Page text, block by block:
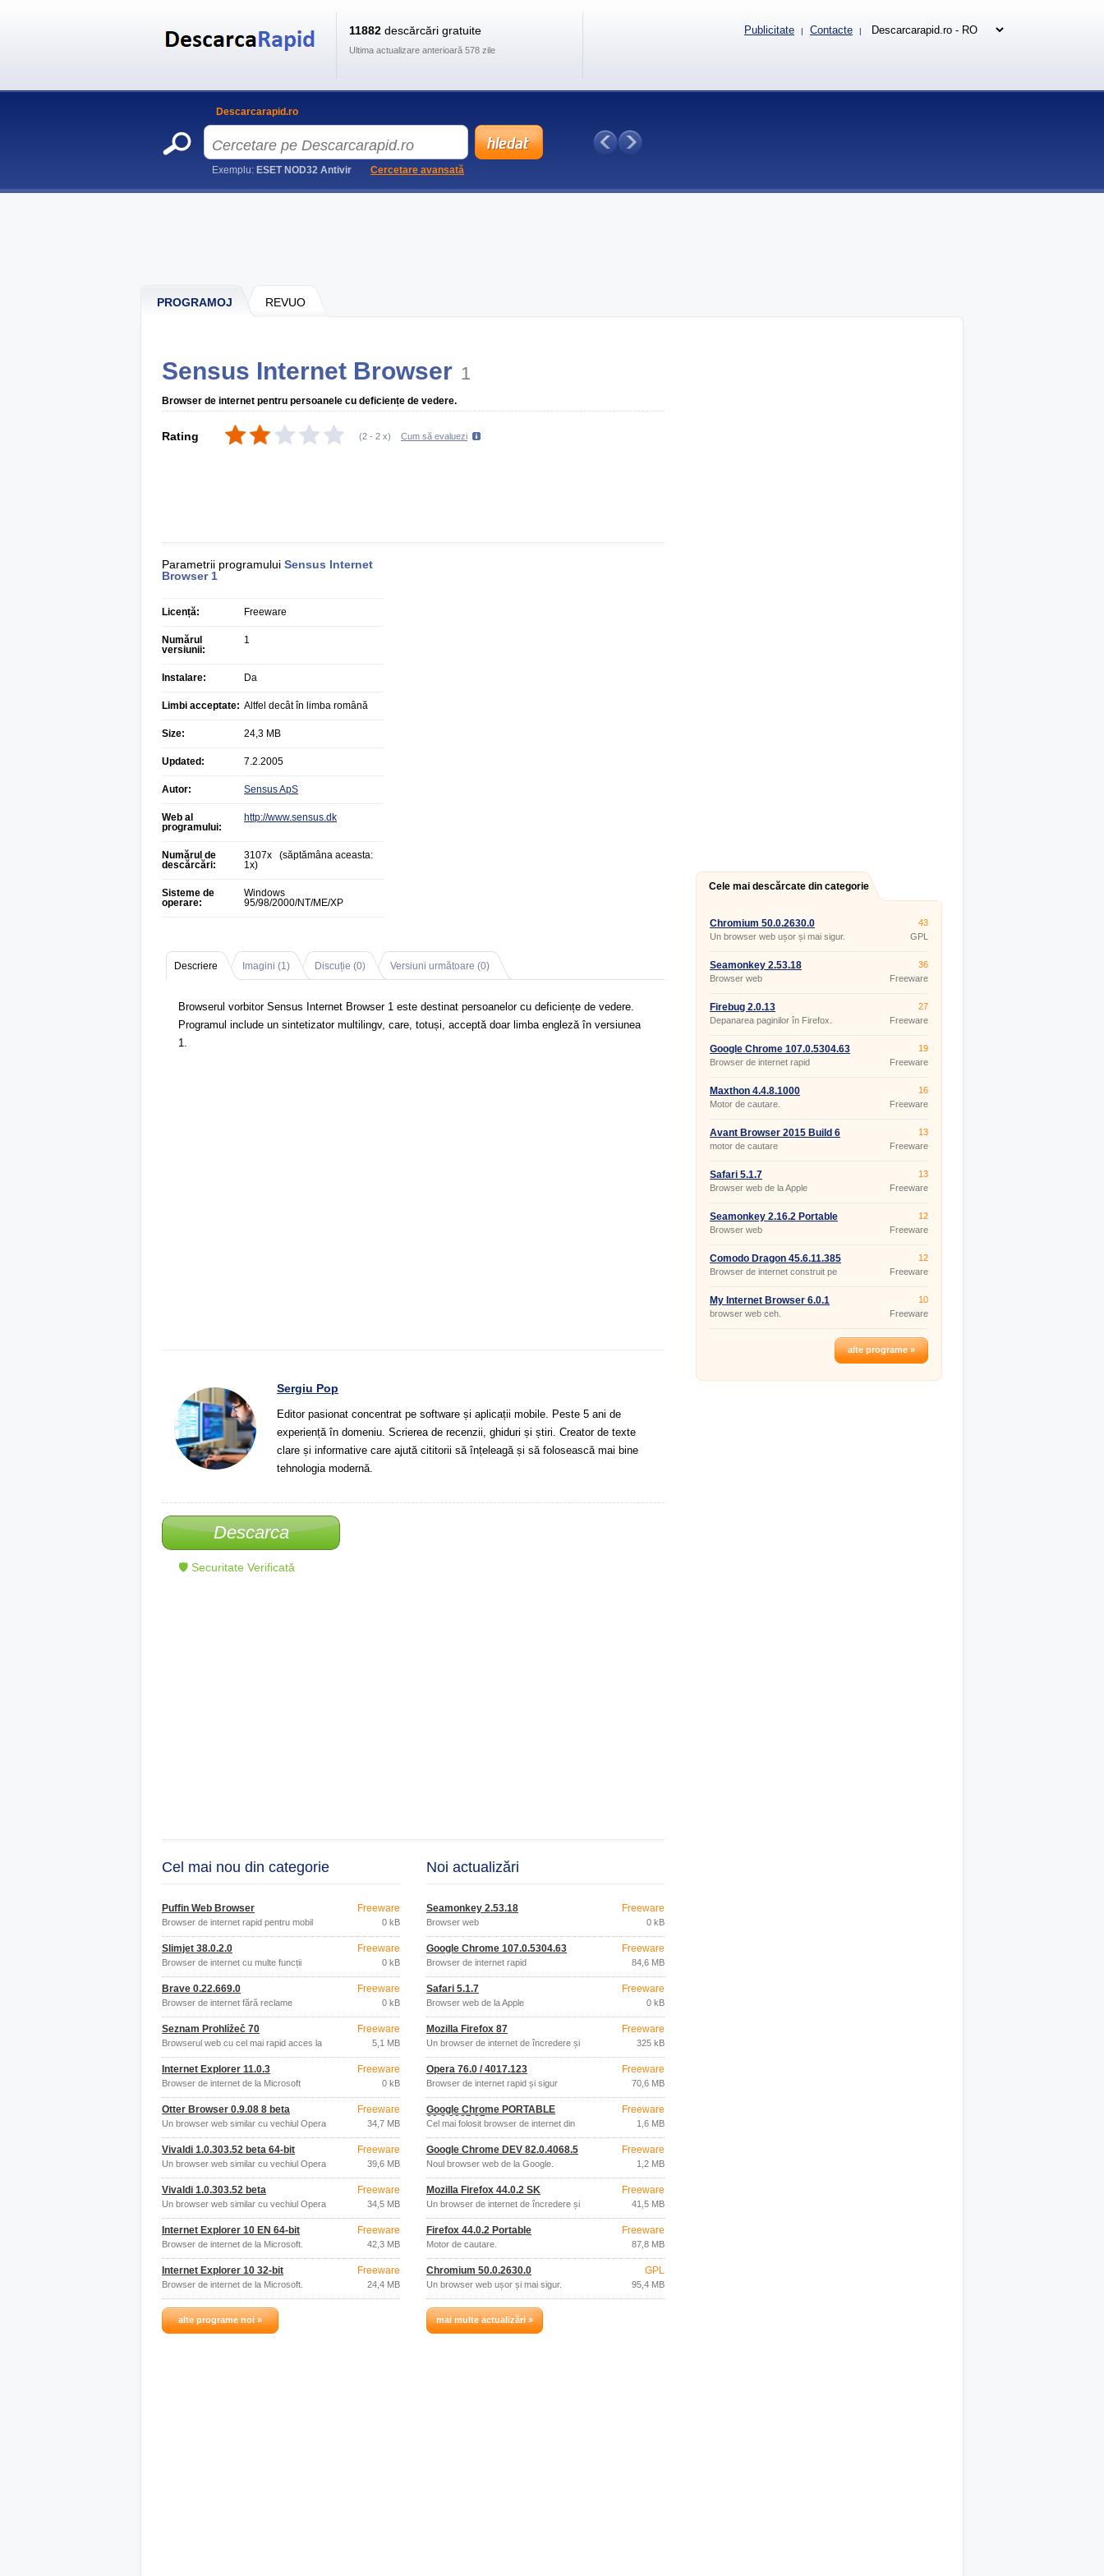
PROGRAMOJ REVUO
Sensus Internet Browser 1
Browser de internet pentru persoanele cu deficiențe de vedere.
Rating (2 - 2 x) Cum să evaluezi
Parametrii programului Sensus Internet
Browser 1
Licență: Freeware
Numărul
versiunii:
1
Instalare: Da
Limbi acceptate: Altfel decât în limba română
Size: 24,3 MB
Updated: 7.2.2005
Autor: Sensus ApS
Web al
programului:
http://www.sensus.dk
Numărul de
descărcări:
3107x (săptămâna aceasta:
1x)
Sisteme de
operare:
Windows
95/98/2000/NT/ME/XP
Descriere Imagini (1) Discuție (0) Versiuni următoare (0)
Browserul vorbitor Sensus Internet Browser 1 este destinat persoanelor cu deficiențe de vedere.
Programul include un sintetizator multilingv, care, totuși, acceptă doar limba engleză în versiunea
1.
Sergiu Pop
Editor pasionat concentrat pe software și aplicații mobile. Peste 5 ani de
experiență în domeniu. Scrierea de recenzii, ghiduri și știri. Creator de texte
clare și informative care ajută cititorii să înțeleagă și să folosească mai bine
tehnologia modernă.
Descarca
🛡 Securitate Verificată
Cel mai nou din categorie
Puffin Web Browser
Browser de internet rapid pentru mobil
Freeware
0 kB
Slimjet 38.0.2.0
Browser de internet cu multe funcții
Freeware
0 kB
Brave 0.22.669.0
Browser de internet fără reclame
Freeware
0 kB
Seznam Prohlížeč 70
Browserul web cu cel mai rapid acces la
Freeware
5,1 MB
Internet Explorer 11.0.3
Browser de internet de la Microsoft
Freeware
0 kB
Otter Browser 0.9.08 8 beta
Un browser web similar cu vechiul Opera
Freeware
34,7 MB
Vivaldi 1.0.303.52 beta 64-bit
Un browser web similar cu vechiul Opera
Freeware
39,6 MB
Vivaldi 1.0.303.52 beta
Un browser web similar cu vechiul Opera
Freeware
34,5 MB
Internet Explorer 10 EN 64-bit
Browser de internet de la Microsoft.
Freeware
42,3 MB
Internet Explorer 10 32-bit
Browser de internet de la Microsoft.
Freeware
24,4 MB
alte programe noi »
Noi actualizări
Seamonkey 2.53.18
Browser web
Freeware
0 kB
Google Chrome 107.0.5304.63
Browser de internet rapid
Freeware
84,6 MB
Safari 5.1.7
Browser web de la Apple
Freeware
0 kB
Mozilla Firefox 87
Un browser de internet de încredere și
Freeware
325 kB
Opera 76.0 / 4017.123
Browser de internet rapid și sigur
Freeware
70,6 MB
Google Chrome PORTABLE
80.0.3987.87
Cel mai folosit browser de internet din
Freeware
1,6 MB
Google Chrome DEV 82.0.4068.5
Noul browser web de la Google.
Freeware
1,2 MB
Mozilla Firefox 44.0.2 SK
Un browser de internet de încredere și
Freeware
41,5 MB
Firefox 44.0.2 Portable
Motor de cautare.
Freeware
87,8 MB
Chromium 50.0.2630.0
Un browser web ușor și mai sigur.
GPL
95,4 MB
mai multe actualizări »
Cele mai descărcate din categorie
Chromium 50.0.2630.0
Un browser web ușor și mai sigur.
43
GPL
Seamonkey 2.53.18
Browser web
36
Freeware
Firebug 2.0.13
Depanarea paginilor în Firefox.
27
Freeware
Google Chrome 107.0.5304.63
Browser de internet rapid
19
Freeware
Maxthon 4.4.8.1000
Motor de cautare.
16
Freeware
Avant Browser 2015 Build 6
motor de cautare
13
Freeware
Safari 5.1.7
Browser web de la Apple
13
Freeware
Seamonkey 2.16.2 Portable
Browser web
12
Freeware
Comodo Dragon 45.6.11.385
Browser de internet construit pe
12
Freeware
My Internet Browser 6.0.1
browser web ceh.
10
Freeware
alte programe »
11882 descărcări gratuite
Ultima actualizare anterioară 578 zile
Publicitate | Contacte |
Descarcarapid.ro
Exemplu: ESET NOD32 Antivir Cercetare avansată